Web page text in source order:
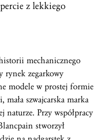
z lekkiego
mechanicznego
rynek zegarkowy
modele w prostej formie
szwajcarska marka
naturze. Przy współpracy
stworzył